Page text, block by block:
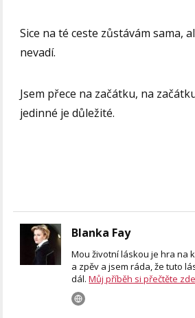
Sice na té ceste zůstávám sama,
nevadí.
Jsem přece na začátku, na
jedinné je důležité.
Blanka Fay
Mou životní láskou je hra na
a zpěv a jsem ráda, že tuto
dál.Můj příběh si přečtěte